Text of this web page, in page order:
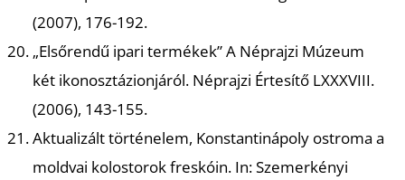
(2007), 176-192.
„Elsőrendű ipari termékek” A Néprajzi Múzeum
két ikonosztázionjáról.Néprajzi Értesítő LXXXVIII.
(2006), 143-155.
Aktualizált történelem, Konstantinápoly ostroma a
moldvai kolostorok freskóin. In: Szemerkényi